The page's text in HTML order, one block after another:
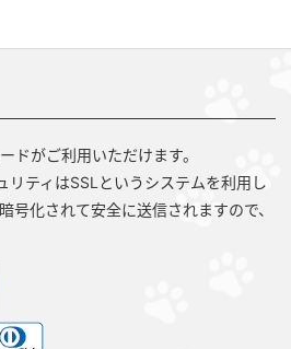
ドがご利用いただけます。
リティはSSLというシステムを利用し
号化されて安全に送信されますので、